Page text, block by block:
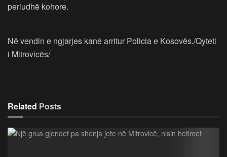
periudhë kohore.
Në vendin e ngjarjes kanë arritur Policia e Kosovës./Qyteti
i Mitrovicës/
Related Posts